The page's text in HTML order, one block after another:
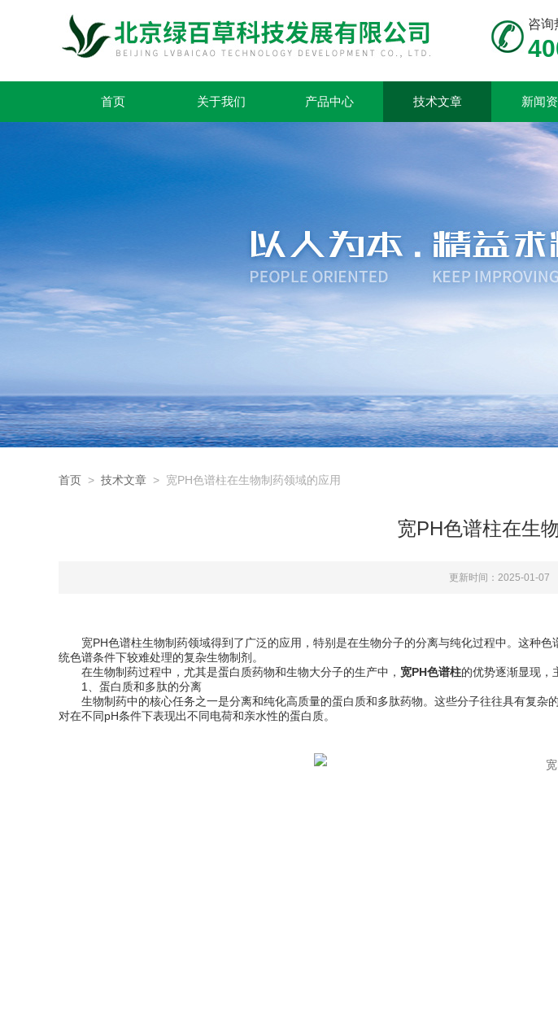
咨询
首页 关于我们 产品中心 技术文章 新闻
首页 > 技术文章 > 宽PH色谱柱在生物制药领域的应用
宽PH色谱柱在生
更新时间：2025-01-07
宽PH色谱柱生物制药领域得到了广泛的应用，特别是在生物分子的分离与纯化过程中。这种
统色谱条件下较难处理的复杂生物制剂。
在生物制药过程中，尤其是蛋白质药物和生物大分子的生产中， 宽PH色谱柱的优势逐渐显现，
1、蛋白质和多肽的分离
生物制药中的核心任务之一是分离和纯化高质量的蛋白质和多肽药物。这些分子往往具有复杂
对在不同pH条件下表现出不同电荷和亲水性的蛋白质。